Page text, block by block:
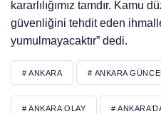
kararlılığımız tamdır. Kamu
güvenliğini tehdit eden
yumulmayacaktır” dedi.
# ANKARA # ANKARA
# ANKARA OLAY #